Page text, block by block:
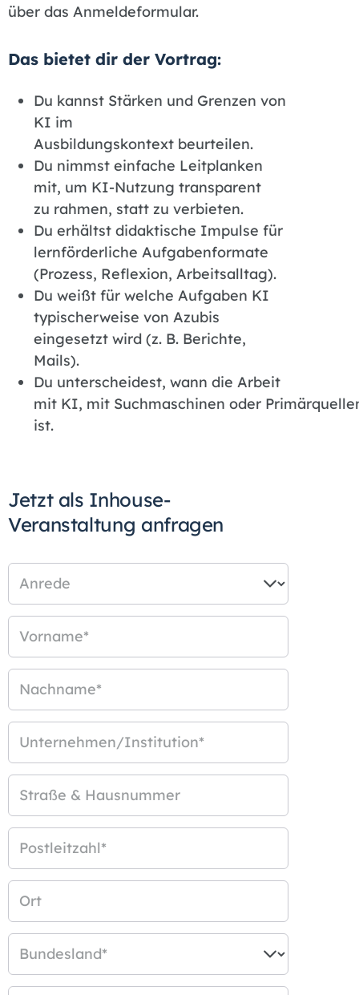
über das Anmeldeformular.
Das bietet dir der Vortrag:
Du kannst Stärken und Grenzen von
KI im
Ausbildungskontext beurteilen.
Du nimmst einfache Leitplanken
mit, um KI-Nutzung transparent
zu rahmen, statt zu verbieten.
Du erhältst didaktische Impulse für
lernförderliche Aufgabenformate
(Prozess, Reflexion, Arbeitsalltag).
Du weißt für welche Aufgaben KI
typischerweise von Azubis
eingesetzt wird (z. B. Berichte,
Mails).
Du unterscheidest, wann die Arbeit
mit KI, mit Suchmaschinen oder
ist.
Jetzt als Inhouse-
Veranstaltung anfragen
Anrede
Vorname*
Nachname*
Unternehmen/Institution*
Straße & Hausnummer
Postleitzahl*
Ort
Bundesland*